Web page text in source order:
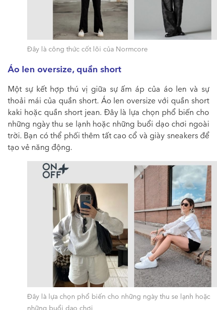
Đây là công thức cốt lõi của Normcore
Áo len oversize, quần short
Một sự kết hợp thú vị giữa sự ấm áp của áo len và sự
thoải mái của quần short. Áo len oversize với quần short
kaki hoặc quần short jean. Đây là lựa chọn phổ biến cho
những ngày thu se lạnh hoặc những buổi dạo chơi ngoài
trời. Bạn có thể phối thêm tất cao cổ và giày sneakers để
tạo vẻ năng động.
Đây là lựa chọn phổ biến cho những ngày thu se lạnh hoặc
những buổi dạo chơi